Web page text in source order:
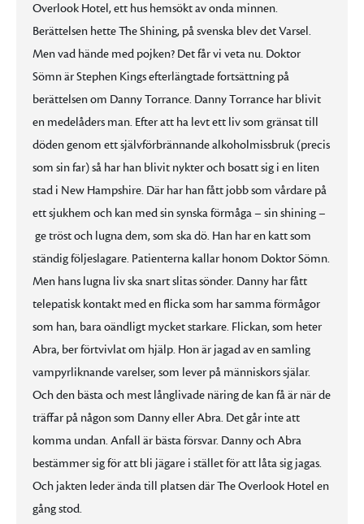
Overlook Hotel, ett hus hemsökt av onda minnen.
Berättelsen hette The Shining, på svenska blev det Varsel.
Men vad hände med pojken? Det får vi veta nu. Doktor
Sömn är Stephen Kings efterlängtade fortsättning på
berättelsen om Danny Torrance. Danny Torrance har blivit
en medelåders man. Efter att ha levt ett liv som gränsat till
döden genom ett självförbrännande alkoholmissbruk (precis
som sin far) så har han blivit nykter och bosatt sig i en liten
stad i New Hampshire. Där har han fått jobb som vårdare på
ett sjukhem och kan med sin synska förmåga – sin shining –
ge tröst och lugna dem, som ska dö. Han har en katt som
ständig följeslagare. Patienterna kallar honom Doktor Sömn.
Men hans lugna liv ska snart slitas sönder. Danny har fått
telepatisk kontakt med en flicka som har samma förmågor
som han, bara oändligt mycket starkare. Flickan, som heter
Abra, ber förtvivlat om hjälp. Hon är jagad av en samling
vampyrliknande varelser, som lever på människors själar.
Och den bästa och mest långlivade näring de kan få är när de
träffar på någon som Danny eller Abra. Det går inte att
komma undan. Anfall är bästa försvar. Danny och Abra
bestämmer sig för att bli jägare i stället för att låta sig jagas.
Och jakten leder ända till platsen där The Overlook Hotel en
gång stod.